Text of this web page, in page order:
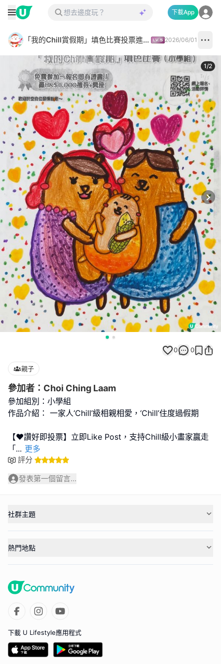
下載App
「我的Chill賞假期」填色比賽投票進行中✅ 2026/06/01
1/2
0 0
親子
參加者：Choi Ching Laam
參加組別：小學組
作品介紹： 一家人‘Chill’級相親相愛，‘Chill’住度過假期
【❤️讚好即投票】立即Like Post，支持Chill級小畫家贏走
「... 更多
評分
發表第一個留言...
社群主題
熱門地點
下載 U Lifestyle應用程式